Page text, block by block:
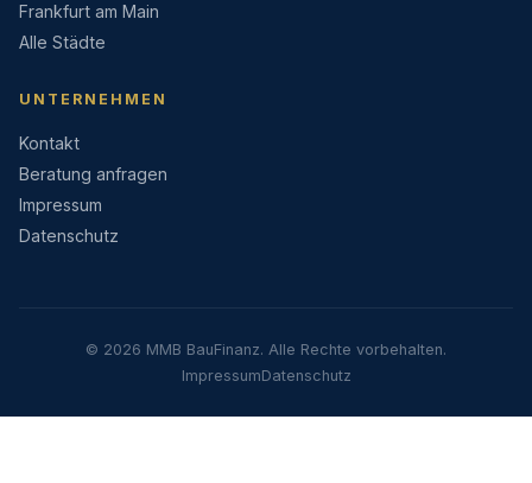
Frankfurt am Main
Alle Städte
UNTERNEHMEN
Kontakt
Beratung anfragen
Impressum
Datenschutz
© 2026 MMB BauFinanz. Alle Rechte vorbehalten.
ImpressumDatenschutz